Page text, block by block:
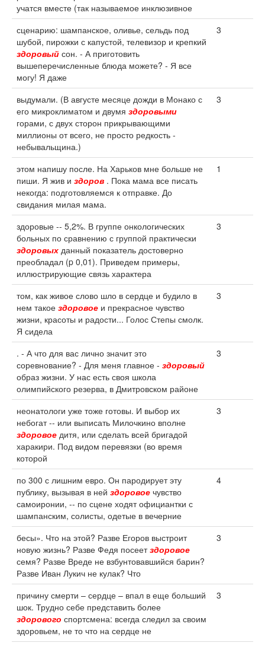
учатся вместе (так называемое инклюзивное
сценарию: шампанское, оливье, сельдь под
шубой, пирожки с капустой, телевизор и крепкий
здоровый сон. - А приготовить
вышеперечисленные блюда можете? - Я все
могу! Я даже
3
выдумали. (В августе месяце дожди в Монако с
его микроклиматом и двумя здоровыми
горами, с двух сторон прикрывающими
миллионы от всего, не просто редкость -
небывальщина.)
3
этом напишу после. На Харьков мне больше не
пиши. Я жив и здоров . Пока мама все писать
некогда: подготовляемся к отправке. До
свидания милая мама.
1
здоровые -- 5,2%. В группе онкологических
больных по сравнению с группой практически
здоровых данный показатель достоверно
преобладал (p 0,01). Приведем примеры,
иллюстрирующие связь характера
3
том, как живое слово шло в сердце и будило в
нем такое здоровое и прекрасное чувство
жизни, красоты и радости... Голос Степы смолк.
Я сидела
3
. - А что для вас лично значит это
соревнование? - Для меня главное - здоровый
образ жизни. У нас есть своя школа
олимпийского резерва, в Дмитровском районе
3
неонатологи уже тоже готовы. И выбор их
небогат -- или выписать Милочкино вполне
здоровое дитя, или сделать всей бригадой
харакири. Под видом перевязки (во время
которой
3
по 300 с лишним евро. Он пародирует эту
публику, вызывая в ней здоровое чувство
самоиронии, -- по сцене ходят официантки с
шампанским, солисты, одетые в вечерние
4
бесы». Что на этой? Разве Егоров выстроит
новую жизнь? Разве Федя посеетздоровое
семя? Разве Вреде не взбунтовавшийся барин?
Разве Иван Лукич не кулак? Что
3
причину смерти – сердце – впал в еще больший
шок. Трудно себе представить более
здорового спортсмена: всегда следил за своим
здоровьем, не то что на сердце не
3